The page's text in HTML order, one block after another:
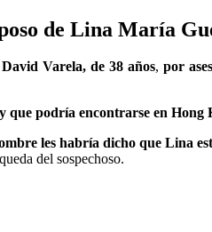
de Lina María
Varela, de 38 años,por
que podría encontrarse en Hong
les habría dicho que Lina
del sospechoso.